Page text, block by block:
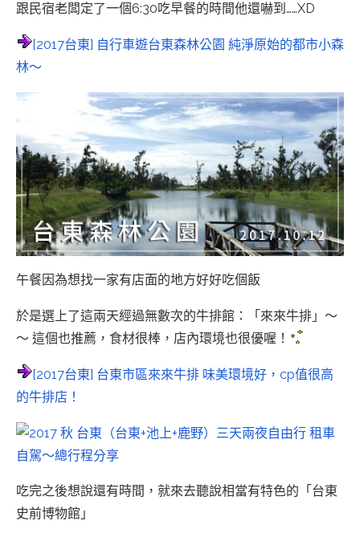
跟民宿老闆定了一個6:30吃早餐的時間他還嚇到……XD
[2017台東] 自行車遊台東森林公園 純淨原始的都市小森
林～
午餐因為想找一家有店面的地方好好吃個飯
於是選上了這兩天經過無數次的牛排館：「來來牛排」～
～ 這個也推薦，食材很棒，店內環境也很優喔！
[2017台東] 台東市區來來牛排 味美環境好，cp值很高
的牛排店！
吃完之後想說還有時間，就來去聽說相當有特色的「台東
史前博物館」